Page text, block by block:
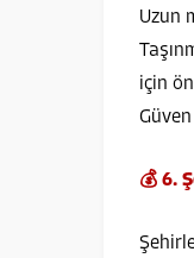
Uzun
için
💰 6.